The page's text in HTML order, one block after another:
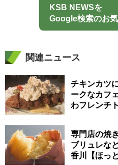
KSB NEWSを
Google検索のお
関連ニュース
チキンカツ
ークなカフ
わフレンチ
専門店の焼
ブリュレな
香川【ほっ